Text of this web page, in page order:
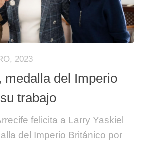
2023
medalla del Imperio
trabajo
felicita a Larry Yaskiel
del Imperio Británico por